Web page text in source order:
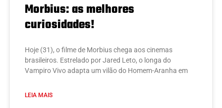
Morbius: as melhores
curiosidades!
Hoje (31), o filme de Morbius chega aos cinemas
brasileiros. Estrelado por Jared Leto, o longa do
Vampiro Vivo adapta um vilão do Homem-Aranha em
LEIA MAIS